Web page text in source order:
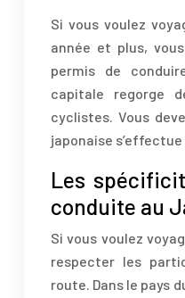
Si vous voulez
année et plus,
permis de
capitale regorge
cyclistes. Vous
japonaise s’effectue
Les
conduite au
Si vous voulez
respecter les
route. Dans le pays